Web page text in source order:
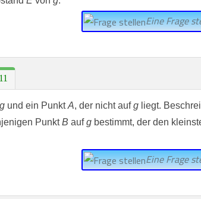
Eine Frage
g und ein PunktA, der nicht aufg liegt.
PunktB aufg bestimmt, der den
Eine Frage